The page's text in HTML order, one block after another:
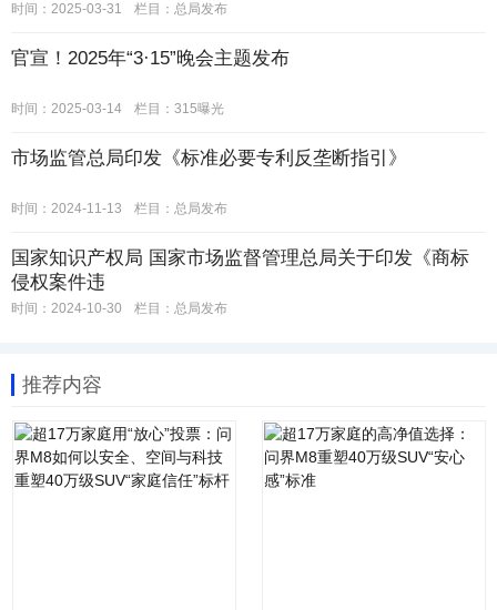
时间：2025-03-31 栏目： 总局发布
官宣！2025年“3·15”晚会主题发布
时间：2025-03-14 栏目： 315曝光
市场监管总局印发《标准必要专利反垄断指引》
时间：2024-11-13 栏目： 总局发布
国家知识产权局 国家市场监督管理总局关于印发《商标
侵权案件违
时间：2024-10-30 栏目： 总局发布
推荐内容